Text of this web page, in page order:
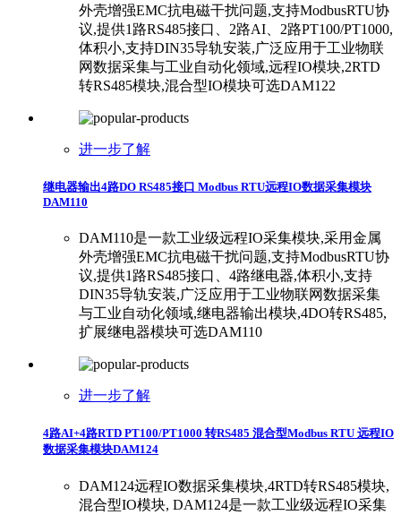
外壳增强EMC抗电磁干扰问题,支持ModbusRTU协
议,提供1路RS485接口、2路AI、2路PT100/PT1000,
体积小,支持DIN35导轨安装,广泛应用于工业物联
网数据采集与工业自动化领域,远程IO模块,2RTD
转RS485模块,混合型IO模块可选DAM122
进一步了解
继电器输出4路DO RS485接口 Modbus RTU远程IO数据采集模块
DAM110
DAM110是一款工业级远程IO采集模块,采用金属
外壳增强EMC抗电磁干扰问题,支持ModbusRTU协
议,提供1路RS485接口、4路继电器,体积小,支持
DIN35导轨安装,广泛应用于工业物联网数据采集
与工业自动化领域,继电器输出模块,4DO转RS485,
扩展继电器模块可选DAM110
进一步了解
4路AI+4路RTD PT100/PT1000 转RS485 混合型Modbus RTU 远程IO
数据采集模块DAM124
DAM124远程IO数据采集模块,4RTD转RS485模块,
混合型IO模块, DAM124是一款工业级远程IO采集